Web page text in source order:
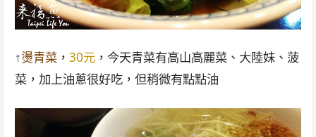
↑燙青菜， 30元，今天青菜有高山高麗菜、大陸妹、菠
菜，加上油蔥很好吃，但稍微有點點油